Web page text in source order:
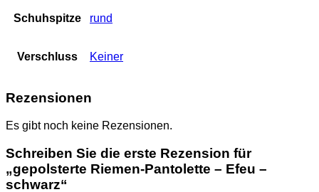
Schuhspitze rund
Verschluss Keiner
Rezensionen
Es gibt noch keine Rezensionen.
Schreiben Sie die erste Rezension für
„gepolsterte Riemen-Pantolette – Efeu –
schwarz“